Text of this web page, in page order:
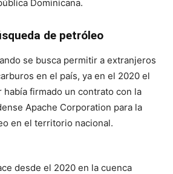
Dominicana.
de petróleo
se busca permitir a extranjeros
en el país, ya en el 2020 el
firmado un contrato con la
Apache Corporation para la
en el territorio nacional.
desde el 2020 en la cuenca